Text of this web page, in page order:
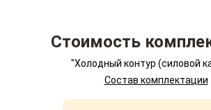
Стоимость
"Холодный контур (силовой
Состав комплектации